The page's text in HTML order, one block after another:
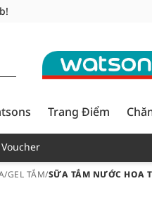
249,000Đ
TP. Hồ Chí Minh
Trang Điểm
GEL TẮM/SỮA TẮM NƯỚC HOA